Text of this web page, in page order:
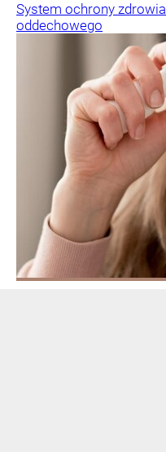
System ochrony zdrowia
oddechowego